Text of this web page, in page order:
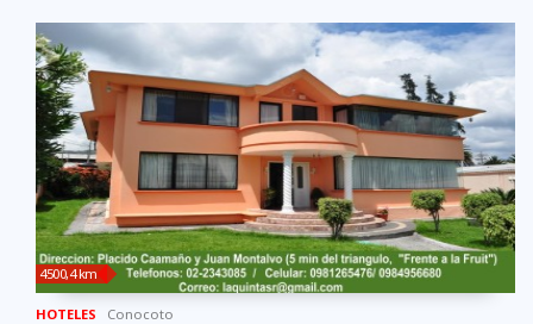
4500,4 km
HOTELES Conocoto